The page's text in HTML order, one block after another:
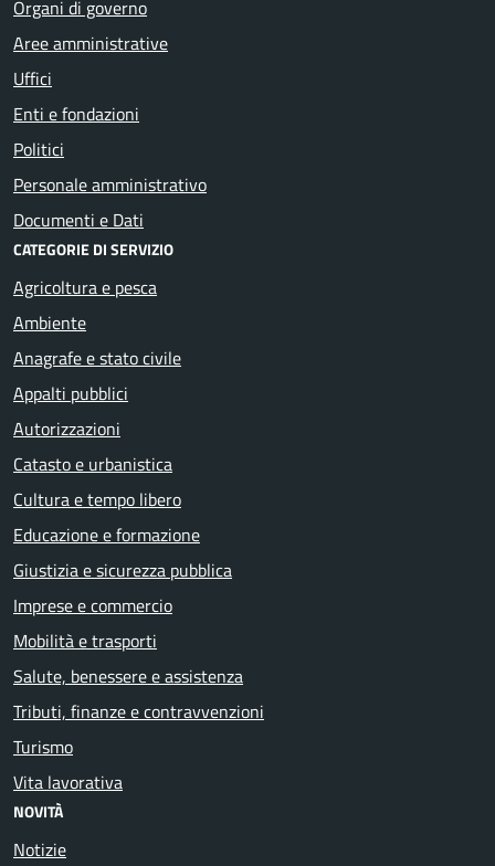
Organi di governo
Aree amministrative
Uffici
Enti e fondazioni
Politici
Personale amministrativo
Documenti e Dati
CATEGORIE DI SERVIZIO
Agricoltura e pesca
Ambiente
Anagrafe e stato civile
Appalti pubblici
Autorizzazioni
Catasto e urbanistica
Cultura e tempo libero
Educazione e formazione
Giustizia e sicurezza pubblica
Imprese e commercio
Mobilità e trasporti
Salute, benessere e assistenza
Tributi, finanze e contravvenzioni
Turismo
Vita lavorativa
NOVITÀ
Notizie